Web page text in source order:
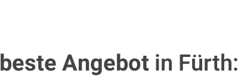
beste Angebotin Fürth: